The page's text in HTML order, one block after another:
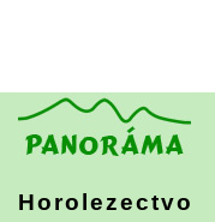
Horolezectvo